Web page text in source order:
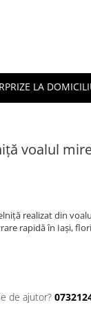
LA
voalul
realizat din
rapidă în Iași,
de ajutor?